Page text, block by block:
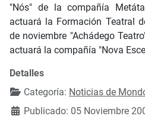
"Nós" de la compañía
actuará la Formación Teatral
de noviembre "Achádego
actuará la compañía "Nova
Detalles
Categoría: Noticias de
Publicado: 05 Noviembre